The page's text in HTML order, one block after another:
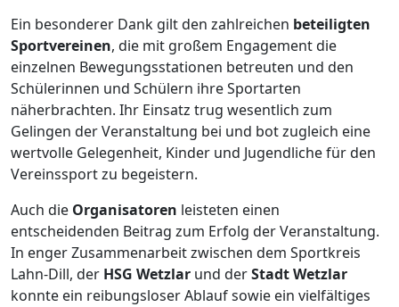
Ein besonderer Dank gilt den zahlreichen beteiligten
Sportvereinen, die mit großem Engagement die
einzelnen Bewegungsstationen betreuten und den
Schülerinnen und Schülern ihre Sportarten
näherbrachten. Ihr Einsatz trug wesentlich zum
Gelingen der Veranstaltung bei und bot zugleich eine
wertvolle Gelegenheit, Kinder und Jugendliche für den
Vereinssport zu begeistern.
Auch die Organisatoren leisteten einen
entscheidenden Beitrag zum Erfolg der Veranstaltung.
In enger Zusammenarbeit zwischen dem Sportkreis
Lahn-Dill, der HSG Wetzlar und derStadt Wetzlar
konnte ein reibungsloser Ablauf sowie ein vielfältiges